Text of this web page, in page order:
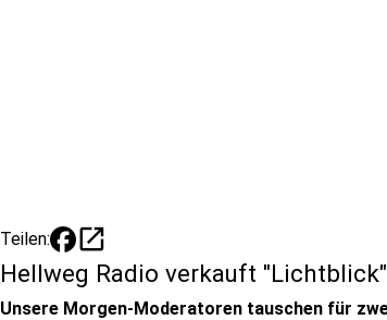
Teilen: open_in_new
Hellweg Radio verkauft
Unsere Morgen-Moderatoren tauschen für